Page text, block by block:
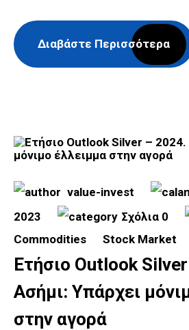
Διαβάστε Περισσότερα
value-invest
2023
Σχόλια 0
Commodities
Stock Market
Ετήσιο Outlook
Ασήμι: Υπάρχει
στην αγορά